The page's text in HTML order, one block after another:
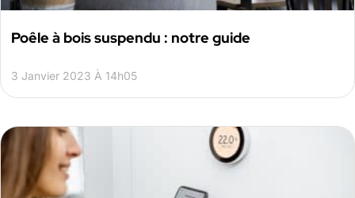
Poêle à bois suspendu : notre guide
3 Janvier 2023 À 14h05